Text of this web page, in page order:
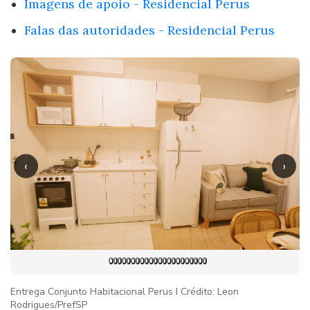
Imagens de apoio - Residencial Perus
Falas das autoridades - Residencial Perus
‹ ›
Entrega Conjunto Habitacional Perus I Crédito: Leon
Rodrigues/PrefSP